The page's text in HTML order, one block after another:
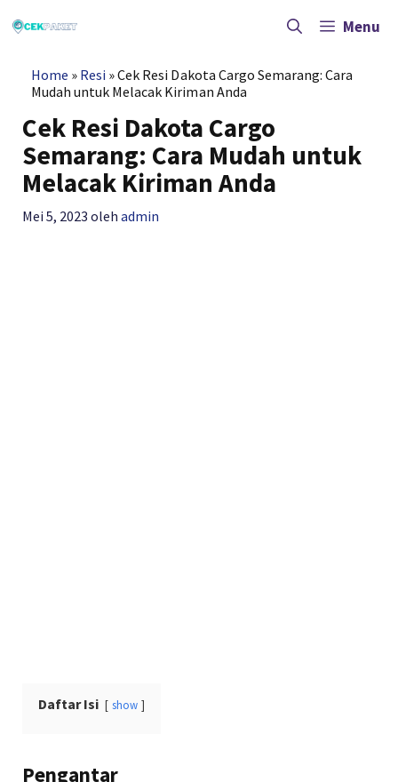
ke
Menu
Home » Resi »Cek Resi Dakota Cargo Semarang: Cara
Mudah untuk Melacak Kiriman Anda
Cek Resi Dakota Cargo
Semarang: Cara Mudah untuk
Melacak Kiriman Anda
Mei 5, 2023 olehadmin
Daftar Isi show
Pengantar